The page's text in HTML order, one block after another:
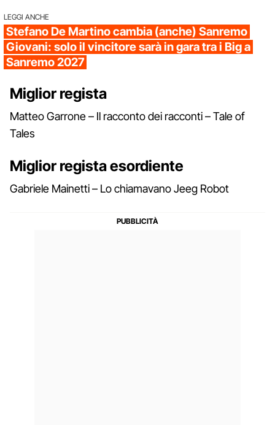
LEGGI ANCHE
Stefano De Martino cambia (anche) Sanremo
Giovani: solo il vincitore sarà in gara tra i Big a
Sanremo 2027
Miglior regista
Matteo Garrone – Il racconto dei racconti – Tale of
Tales
Miglior regista esordiente
Gabriele Mainetti – Lo chiamavano Jeeg Robot